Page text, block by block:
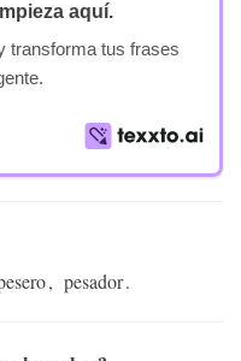
aquí.
transforma tus frases
, pesador.